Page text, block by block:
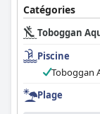
également
propre et bien
également très
l'ensemble, les
Phuket Golden
vivement aux
Catégories
Toboggan
Piscine
Toboggan
Plage